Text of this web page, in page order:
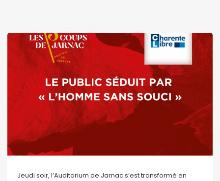
Jeudi soir, l’Auditorium de Jarnac s’est transformé en